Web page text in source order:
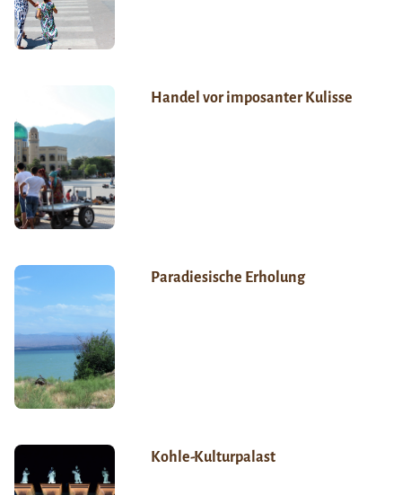
Handel vor imposanter Kulisse
Paradiesische Erholung
Kohle-Kulturpalast